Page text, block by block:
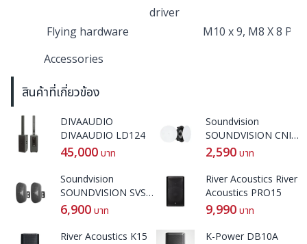
driver
Flying hardware
M10 x 9, M8 X 8
Accessories
TCS152-FP (WH) fly plate kit for TCS152
TCS152
TCS-FK2 (WH) inter-cabinet coupler kit for
with TCS122 or TCS152
สินค้าที่เกี่ยวข้อง
DIVAAUDIO
DIVAAUDIO LD124
45,000 บาท
Soundvision
SOUNDVISION CNI-
62
2,590 บาท
Soundvision
SOUNDVISION SVS-
42W
6,900 บาท
River Acoustics River
Acoustics PRO15
9,990 บาท
River Acoustics K15
K-Power DB10A